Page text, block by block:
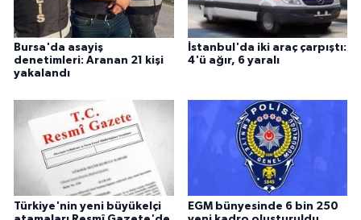
Bursa'da asayiş
denetimleri: Aranan 21 kişi
yakalandı
İstanbul'da iki araç çarpıştı:
4'ü ağır, 6 yaralı
Türkiye'nin yeni büyükelçi
EGM bünyesinde 6 bin 250